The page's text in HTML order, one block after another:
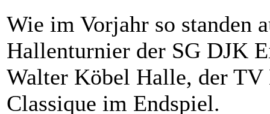
Wie im Vorjahr so standen
Hallenturnier der SG DJK
Walter Köbel Halle, der TV
Classique im Endspiel.